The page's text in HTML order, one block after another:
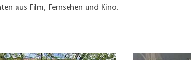
aus Film, Fernsehen und Kino.